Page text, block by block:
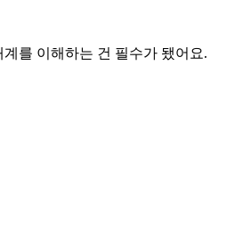
를 이해하는 건 필수가 됐어요.